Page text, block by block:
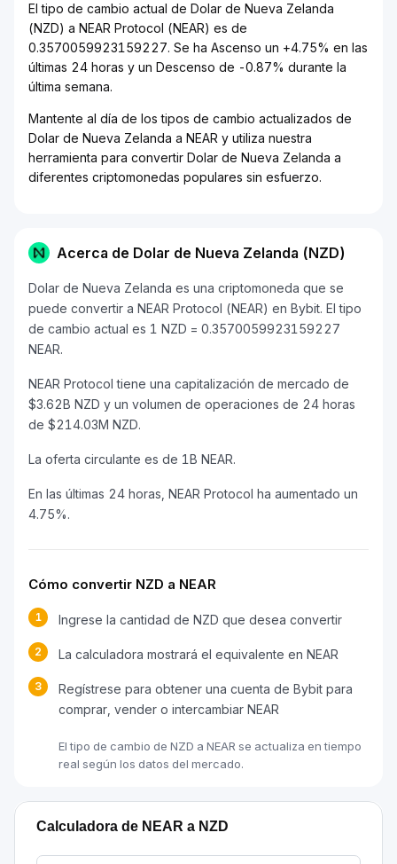
El tipo de cambio actual de Dolar de Nueva Zelanda
(NZD) a NEAR Protocol (NEAR) es de
0.3570059923159227. Se ha Ascenso un +4.75% en las
últimas 24 horas y un Descenso de -0.87% durante la
última semana.
Mantente al día de los tipos de cambio actualizados de
Dolar de Nueva Zelanda a NEAR y utiliza nuestra
herramienta para convertir Dolar de Nueva Zelanda a
diferentes criptomonedas populares sin esfuerzo.
Acerca de Dolar de Nueva Zelanda (NZD)
Dolar de Nueva Zelanda es una criptomoneda que se
puede convertir a NEAR Protocol (NEAR) en Bybit. El tipo
de cambio actual es 1 NZD = 0.3570059923159227
NEAR.
NEAR Protocol tiene una capitalización de mercado de
$3.62B NZD y un volumen de operaciones de 24 horas
de $214.03M NZD.
La oferta circulante es de 1B NEAR.
En las últimas 24 horas, NEAR Protocol ha aumentado un
4.75%.
Cómo convertir NZD a NEAR
1 Ingrese la cantidad de NZD que desea convertir
2 La calculadora mostrará el equivalente en NEAR
3
Regístrese para obtener una cuenta de Bybit para
comprar, vender o intercambiar NEAR
El tipo de cambio de NZD a NEAR se actualiza en tiempo
real según los datos del mercado.
Calculadora de NEAR a NZD